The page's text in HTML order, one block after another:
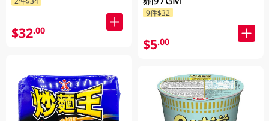
放)
$32.00
9件$32
$5.00